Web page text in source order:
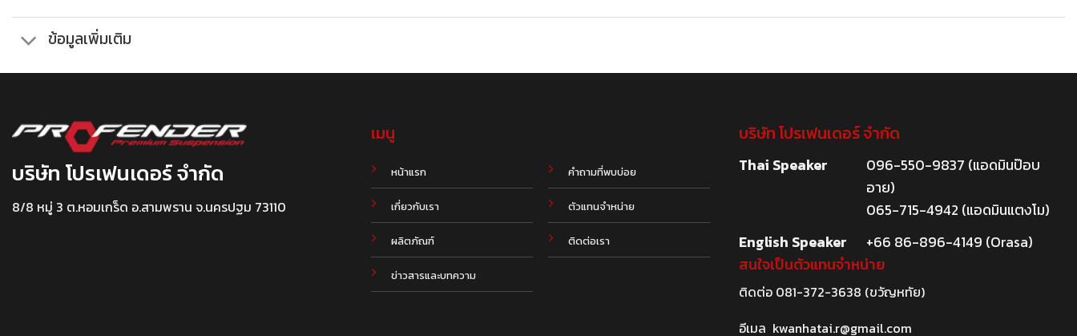
ข้อมูลเพิ่มเติม
บริษัท โปรเฟนเดอร์ จำกัด
8/8 หมู่ 3 ต.หอมเกร็ด อ.สามพราน จ.นครปฐม 73110
เมนู
หน้าแรก
เกี่ยวกับเรา
ผลิตภัณฑ์
ข่าวสารและบทความ
คำถามที่พบบ่อย
ตัวแทนจำหน่าย
ติดต่อเรา
บริษัท โปรเฟนเดอร์ จำกัด
Thai Speaker
096-550-9837 (แอดมินป๊อบ
อาย)
065-715-4942 (แอดมินแตงโม)
English Speaker
+66 86-896-4149 (Orasa)
สนใจเป็นตัวแทนจำหน่าย
ติดต่อ 081-372-3638 (ขวัญหทัย)
อีเมล kwanhatai.r@gmail.com